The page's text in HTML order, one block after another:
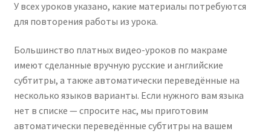
У всех уроков указано, какие материалы потребуются
для повторения работы из урока.
Большинство платных видео-уроков по макраме
имеют сделанные вручную русские и английские
субтитры, а также автоматически переведённые на
несколько языков варианты. Если нужного вам языка
нет в списке — спросите нас, мы приготовим
автоматически переведённые субтитры на вашем